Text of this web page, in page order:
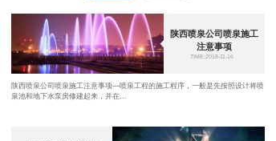
陕西喷泉公司喷泉施工
注意事项
TIME:2018-11-16
陕西喷泉公司喷泉施工注意事项—喷泉工程的施工程序，一般是先按照设计将喷
泉池和地下水泵房修建起来，并在...